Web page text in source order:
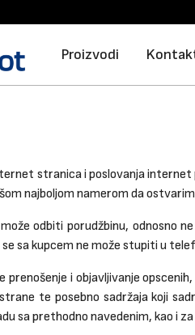
Proizvodi
stranica i poslovanja
najboljom namerom da
odbiti porudžbinu, odnosno
sa kupcem ne može stupiti u
prenošenje i objavljivanje
te posebno sadržaja koji
sa prethodno navedenim, kao i